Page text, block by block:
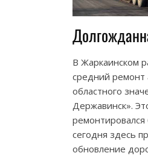
В Жаркаинском
средний ремонт
областного
Державинск».
сегодня здесь
обновление